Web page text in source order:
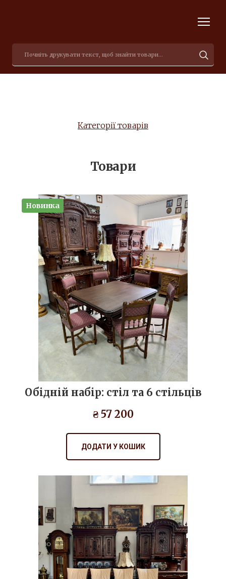
Категорії товарів
Товари
Новинка
Обідній набір: стіл та 6 стільців
₴ 57 200
ДОДАТИ У КОШИК